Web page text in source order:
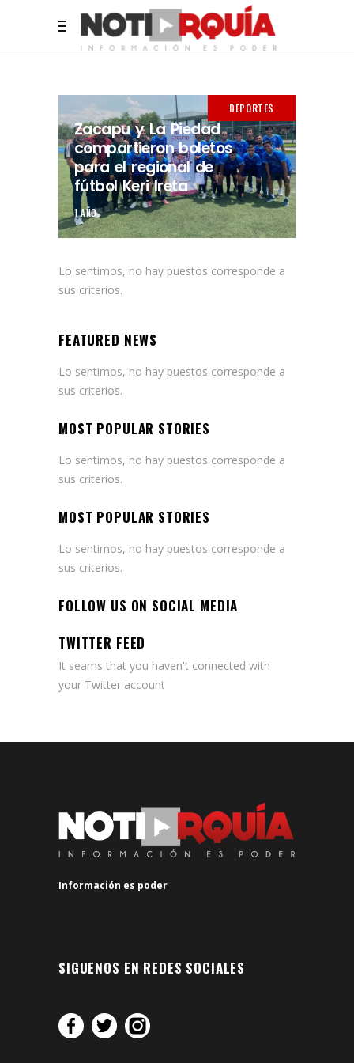
DEPORTES
Zacapu y La Piedad
compartieron boletos
para el regional de
fútbol Keri Ireta
1 AÑO.
Lo sentimos, no hay puestos corresponde a
sus criterios.
FEATURED NEWS
Lo sentimos, no hay puestos corresponde a
sus criterios.
MOST POPULAR STORIES
Lo sentimos, no hay puestos corresponde a
sus criterios.
MOST POPULAR STORIES
Lo sentimos, no hay puestos corresponde a
sus criterios.
FOLLOW US ON SOCIAL MEDIA
TWITTER FEED
It seams that you haven't connected with
your Twitter account
Información es poder
SIGUENOS EN REDES SOCIALES